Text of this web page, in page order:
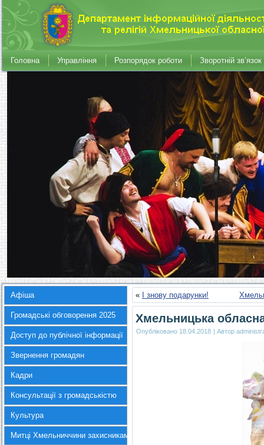
Головна Управління Розпорядок роботи Зворотній зв’язок
Афіша
Громадські обговорення 2025
Доступ до публічної інформації
Звернення громадян
Кадри
Консультації з громадськістю
Культура
Митці Хмельниччини захисникам України
« І знову подарунки!
Хмельницька
Опубліковано 18.04.2018 | Автор